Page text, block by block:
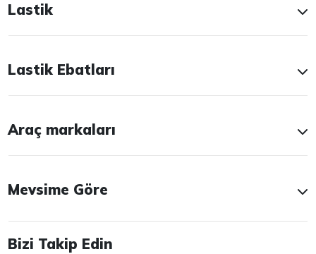
Lastik
Lastik Ebatları
Araç markaları
Mevsime Göre
Bizi Takip Edin